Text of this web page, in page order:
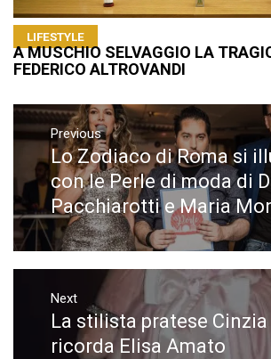
LIFESTYLE
A MUSCHIO SELVAGGIO LA
FEDERICO ALTROVANDI
Navigazione
articoli
Previous
Previous
post:
Lo Zodiaco di Roma si
con le Perle di moda di
Pacchiarotti e Maria
Next
Next
post:
La stilista pratese Cinzia
ricorda Elisa Amato